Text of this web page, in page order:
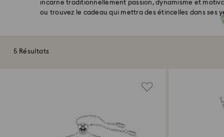
incarne traditionnellement passion, dynamisme et
ou trouvez le cadeau qui mettra des étincelles dans ses
5 Résultats